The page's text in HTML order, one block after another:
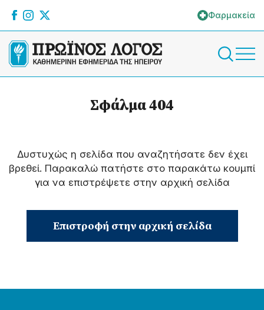
Φαρμακεία
Σφάλμα 404
Δυστυχώς η σελίδα που αναζητήσατε δεν έχει
βρεθεί. Παρακαλώ πατήστε στο παρακάτω κουμπί
για να επιστρέψετε στην αρχική σελίδα
Επιστροφή στην αρχική σελίδα